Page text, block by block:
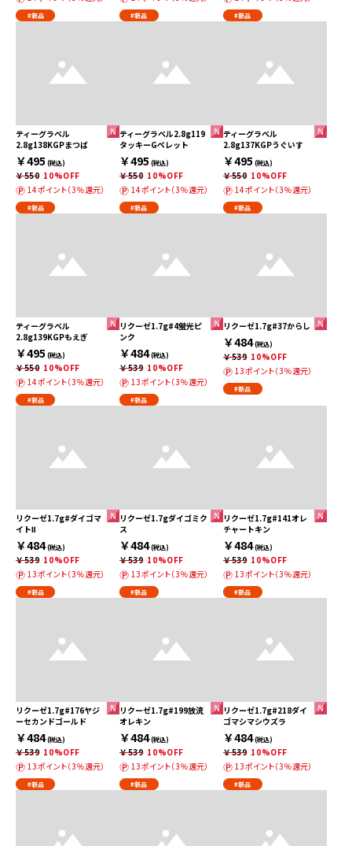
#新品 #新品 #新品
ティーグラベル
2.8g138KGPまつば
￥495 (税込)
￥550 10%OFF
14ポイント（3％還元）
#新品
ティーグラベル2.8g119
タッキーGペレット
￥495 (税込)
￥550 10%OFF
14ポイント（3％還元）
#新品
ティーグラベル
2.8g137KGPうぐいす
￥495 (税込)
￥550 10%OFF
14ポイント（3％還元）
#新品
ティーグラベル
2.8g139KGPもえぎ
￥495 (税込)
￥550 10%OFF
14ポイント（3％還元）
#新品
リクーゼ1.7g#4蛍光ピ
ンク
￥484(税込)
￥539 10%OFF
13ポイント（3％還元）
#新品
リクーゼ1.7g#37からし
￥484(税込)
￥539 10%OFF
13ポイント（3％還元）
#新品
リクーゼ1.7g#ダイゴマ
イトⅡ
￥484(税込)
￥539 10%OFF
13ポイント（3％還元）
#新品
リクーゼ1.7gダイゴミク
ス
￥484(税込)
￥539 10%OFF
13ポイント（3％還元）
#新品
リクーゼ1.7g#141オレ
チャートキン
￥484(税込)
￥539 10%OFF
13ポイント（3％還元）
#新品
リクーゼ1.7g#176ヤジ
ーセカンドゴールド
￥484(税込)
￥539 10%OFF
13ポイント（3％還元）
#新品
リクーゼ1.7g#199放流
オレキン
￥484(税込)
￥539 10%OFF
13ポイント（3％還元）
#新品
リクーゼ1.7g#218ダイ
ゴマシマシウズラ
￥484(税込)
￥539 10%OFF
13ポイント（3％還元）
#新品